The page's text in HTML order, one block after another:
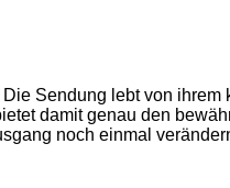
Sendung lebt von
damit genau den
noch einmal